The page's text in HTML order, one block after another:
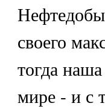
своего
тогда
мире - и с